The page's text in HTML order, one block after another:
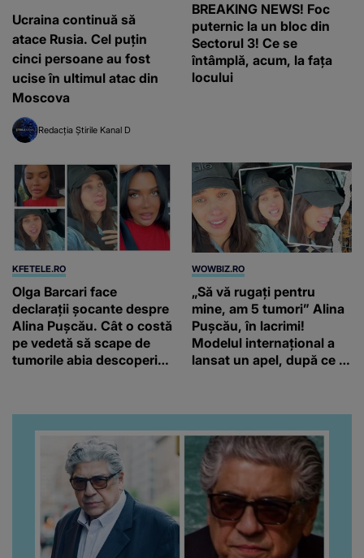
Ucraina continuă să
atace Rusia. Cel puțin
cinci persoane au fost
ucise în ultimul atac din
Moscova
Redacția Știrile Kanal D
BREAKING NEWS! Foc
puternic la un bloc din
Sectorul 3! Ce se
întâmplă, acum, la fața
locului
KFETELE.RO
Olga Barcari face
declarații șocante despre
Alina Pușcău. Cât o costă
pe vedetă să scape de
tumorile abia descoperite
fonduri.”
WOWBIZ.RO
„Să vă rugați pentru
mine, am 5 tumori” Alina
Pușcău, în lacrimi!
Modelul internațional a
lansat un apel, după ce a